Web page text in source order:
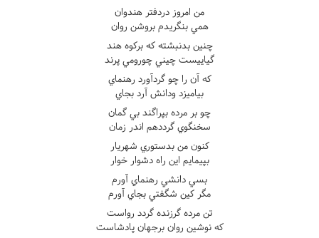
من امروز دردفتر هندوان
همي بنگريدم بروشن روان
چنين بدنبشته که برکوه هند
گياييست چيني چورومي پرند
که آن را چو گردآورد رهنماي
بياميزد ودانش آرد بجاي
چو بر مرده بپراگند بي گمان
سخنگوي گرددهم اندر زمان
کنون من بدستوري شهريار
بپيمايم اين راه دشوار خوار
بسي دانشي رهنماي آورم
مگر کين شگفتي بجاي آورم
تن مرده گرزنده گردد رواست
که نوشين روان برجهان پادشاست